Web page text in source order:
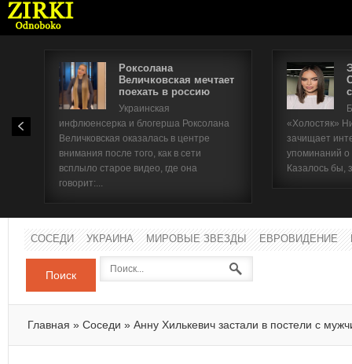
Роксолана
Величковская мечтает
поехать в россию
Украинская
инфлюенсерка и блогерша Роксолана
Величковская оказалась в центре
внимания после того, как в сети
всплыло старое видео, где она
говорит:...
«Холостяк»
зачищает
упоминаний
Казалось бы,
СОСЕДИ УКРАИНА МИРОВЫЕ ЗВЕЗДЫ ЕВРОВИДЕНИЕ
Поиск
Главная » Соседи » Анну Хилькевич застали в постели с
Имя